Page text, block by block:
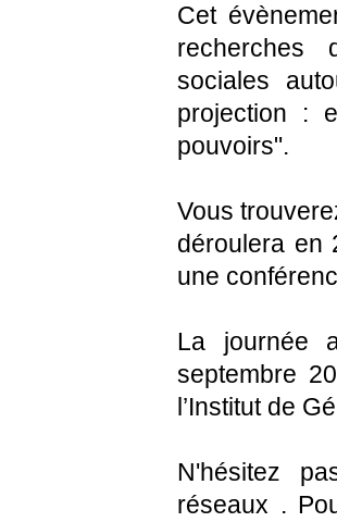
Cet
recherches
sociales
projection :
pouvoirs".
Vous
déroulera en
une
La journée
septembre
l’Institut de
N'hésitez
réseaux .